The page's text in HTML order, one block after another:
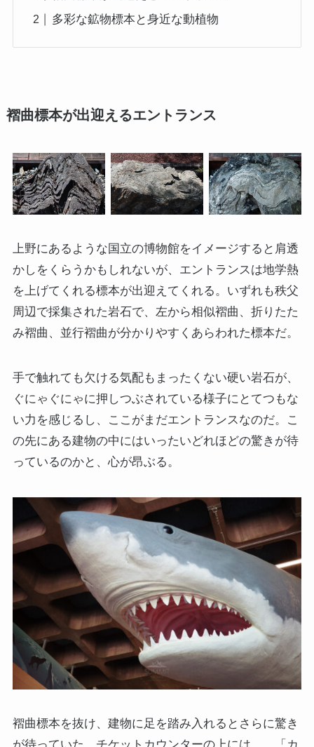
多彩な鉱物標本と身近な動植物
褶曲標本が出迎えるエントランス
上野にあるような国立の博物館をイメージすると肩透
かしをくらうかもしれないが、エントランスは地学熱
を上げてくれる標本が出迎えてくれる。いずれも秩父
周辺で採集された岩石で、左から相似褶曲、折りたた
み褶曲、並行褶曲が分かりやすくあらわれた標本だ。
手で触れても欠ける気配もまったくない硬い岩石が、
ぐにゃぐにゃに押しつぶされている様子にとてつもな
い力を感じるし、ここがまだエントランスなのだ。こ
の先にある建物の中にはいったいどれほどの驚きが待
っているのかと、心が昂ぶる。
褶曲標本を抜け、建物に足を踏み入れるとさらに驚き